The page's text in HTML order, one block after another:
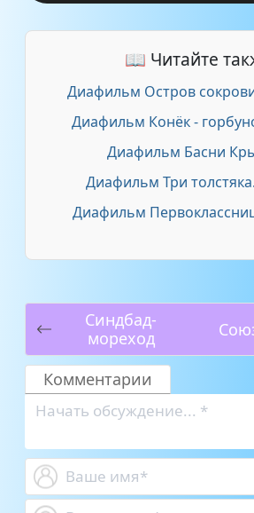
📖 Читайте
Диафильм Остров
Диафильм Конёк -
Диафильм Басни
Диафильм Три
Диафильм
Синдбад-
мореход
Комментарии